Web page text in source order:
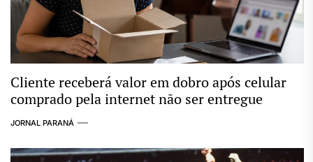
Cliente receberá valor em dobro após celular
comprado pela internet não ser entregue
JORNAL PARANÁ